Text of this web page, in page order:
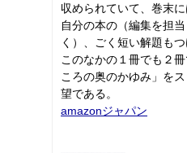
収められていて、巻末
自分の本の（編集を担
く）、ごく短い解題もつ
このなかの１冊でも２
ころの奥のかゆみ」を
望である。
amazonジャパン